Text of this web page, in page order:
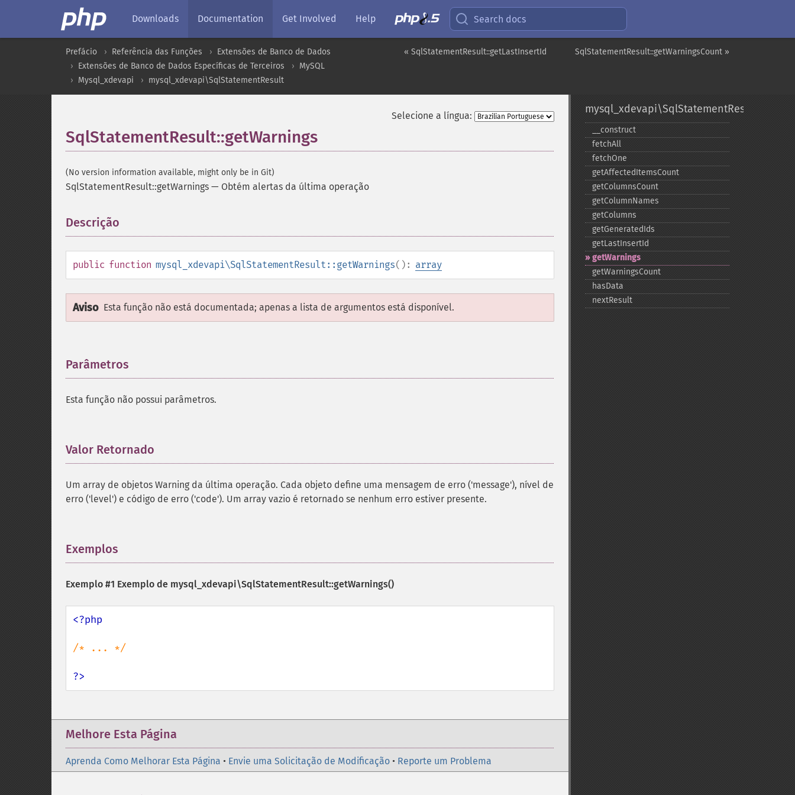
Downloads Documentation Get Involved Help Search docs
SqlStatementResult::getWarningsCount »
« SqlStatementResult::getLastInsertId
Prefácio Referência das Funções
Extensões de Banco de Dados
Extensões de Banco de Dados Específicas de Terceiros
MySQL
Mysql_xdevapi
mysql_xdevapi\SqlStatementResult
Selecione a língua:
SqlStatementResult::getWarnings
(No version information available, might only be in Git)
SqlStatementResult::getWarnings — Obtém alertas da última operação
Descrição
public function mysql_xdevapi\SqlStatementResult::getWarnings(): array
Aviso Esta função não está documentada; apenas a lista de argumentos está disponível.
Parâmetros
Esta função não possui parâmetros.
Valor Retornado
Um array de objetos Warning da última operação. Cada objeto define uma mensagem de erro ('message'), nível de
erro ('level') e código de erro ('code'). Um array vazio é retornado se nenhum erro estiver presente.
Exemplos
Exemplo #1 Exemplo de mysql_xdevapi\SqlStatementResult::getWarnings()
<?php
/* ... */
?>
Melhore Esta Página
Aprenda Como Melhorar Esta Página • Envie uma Solicitação de Modificação • Reporte um Problema
mysql_xdevapi\SqlStatementResult
_​_​construct
fetchAll
fetchOne
getAffectedItemsCount
getColumnsCount
getColumnNames
getColumns
getGeneratedIds
getLastInsertId
getWarnings
getWarningsCount
hasData
nextResult